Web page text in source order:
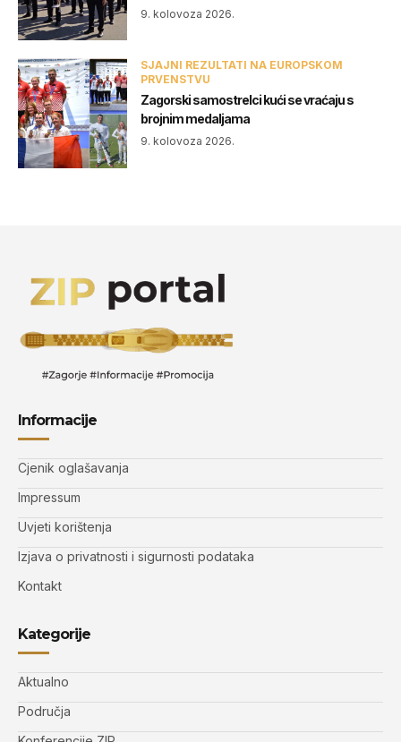
9. kolovoza 2026.
SJAJNI REZULTATI NA EUROPSKOM
PRVENSTVU
Zagorski samostrelci kući se vraćaju s
brojnim medaljama
9. kolovoza 2026.
Informacije
Cjenik oglašavanja
Impressum
Uvjeti korištenja
Izjava o privatnosti i sigurnosti podataka
Kontakt
Kategorije
Aktualno
Područja